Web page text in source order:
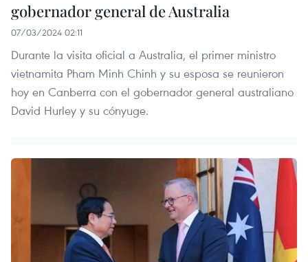
gobernador general de Australia
07/03/2024 02:11
Durante la visita oficial a Australia, el primer ministro
vietnamita Pham Minh Chinh y su esposa se reunieron
hoy en Canberra con el gobernador general australiano
David Hurley y su cónyuge.